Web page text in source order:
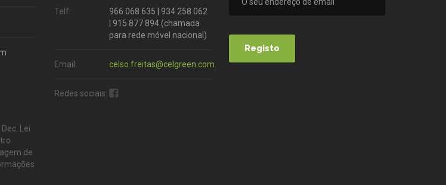
Telf:
966 068 635 | 934 258 062
| 915 877 894 (chamada
para rede móvel nacional)
Email: celso.freitas@celgreen.com
Redes sociais:
Lei
de